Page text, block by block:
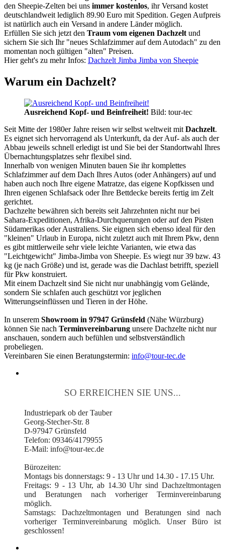
den Sheepie-Zelten bei uns immer kostenlos, ihr Versand kostet
deutschlandweit lediglich 89.90 Euro mit Spedition. Gegen Aufpreis
ist natürlich auch ein Versand in andere Länder möglich.
Erfüllen Sie sich jetzt den Traum vom eigenen Dachzelt und
sichern Sie sich Ihr "neues Schlafzimmer auf dem Autodach" zu den
momentan noch gültigen "alten" Preisen.
Hier geht's zu mehr Infos: Dachzelt Jimba Jimba von Sheepie
Warum ein Dachzelt?
Ausreichend Kopf- und Beinfreiheit! Bild: tour-tec
Seit Mitte der 1980er Jahre reisen wir selbst weltweit mit Dachzelt.
Es eignet sich hervorragend als Unterkunft, da der Auf- als auch der
Abbau jeweils schnell erledigt ist und Sie bei der Standortwahl Ihres
Übernachtungsplatzes sehr flexibel sind.
Innerhalb von wenigen Minuten bauen Sie ihr komplettes
Schlafzimmer auf dem Dach Ihres Autos (oder Anhängers) auf und
haben auch noch Ihre eigene Matratze, das eigene Kopfkissen und
Ihren eigenen Schlafsack oder Ihre Bettdecke bereits fertig im Zelt
gerichtet.
Dachzelte bewähren sich bereits seit Jahrzehnten nicht nur bei
Sahara-Expeditionen, Afrika-Durchquerungen oder auf den Pisten
Südamerikas oder Australiens. Sie eignen sich ebenso ideal für den
"kleinen" Urlaub in Europa, nicht zuletzt auch mit Ihrem Pkw, denn
es gibt mittlerweile sehr viele leichte Varianten, wie etwa das
"Leichtgewicht" Jimba-Jimba von Sheepie. Es wiegt nur 39 bzw. 43
kg (je nach Größe) und ist, gerade was die Dachlast betrifft, speziell
für Pkw konstruiert.
Mit einem Dachzelt sind Sie nicht nur unabhängig vom Gelände,
sondern Sie schlafen auch geschützt vor jeglichen
Witterungseinflüssen und Tieren in der Höhe.
In unserem Showroom in 97947 Grünsfeld (Nähe Würzburg)
können Sie nach Terminvereinbarung unsere Dachzelte nicht nur
anschauen, sondern auch befühlen und selbstverständlich
probeliegen.
Vereinbaren Sie einen Beratungstermin: info@tour-tec.de
SO ERREICHEN SIE UNS...
Industriepark ob der Tauber
Georg-Stecher-Str. 8
D-97947 Grünsfeld
Telefon: 09346/4179955
E-Mail: info@tour-tec.de
Bürozeiten:
Montags bis donnerstags: 9 - 13 Uhr und 14.30 - 17.15 Uhr.
Freitags: 9 - 13 Uhr, ab 14.30 Uhr sind Dachzeltmontagen
und Beratungen nach vorheriger Terminvereinbarung
möglich.
Samstags: Dachzeltmontagen und Beratungen sind nach
vorheriger Terminvereinbarung möglich. Unser Büro ist
geschlossen!